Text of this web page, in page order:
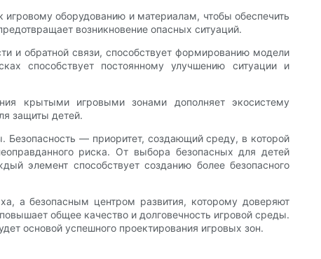
оборудованию и материалам, чтобы обеспечить
возникновение опасных ситуаций.
и обратной связи, способствует формированию модели
способствует постоянному улучшению ситуации и
крытыми игровыми зонами дополняет экосистему
защиты детей.
Безопасность — приоритет, создающий среду, в которой
риска. От выбора безопасных для детей
элемент способствует созданию более безопасного
а безопасным центром развития, которому доверяют
общее качество и долговечность игровой среды.
основой успешного проектирования игровых зон.